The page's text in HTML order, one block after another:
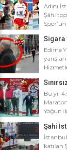
Adını
Şâhi
metre
Sigara
Edirne
ve
yoğun
Bu yıl
Yoğun
Ali
branşta
de […]
Şahi
katılan